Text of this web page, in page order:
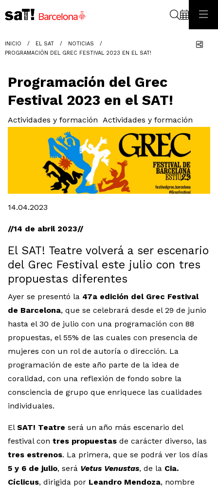
INICIO EL SAT
NOTICIAS
PROGRAMACIÓN DEL GREC FESTIVAL 2023 EN EL SAT!
Programación del Grec
Festival 2023 en el SAT!
Actividades y formación Actividades y formación
14.04.2023
//14 de abril 2023//
El SAT! Teatre volverá a ser escenario
del Grec Festival este julio con tres
propuestas diferentes
Ayer se presentó la 47a edición del Grec Festival
de Barcelona, que se celebrará desde el 29 de junio
hasta el 30 de julio con una programación con 88
propuestas, el 55% de las cuales con presencia de
mujeres con un rol de autoría o dirección. La
programación de este año parte de la idea de
coralidad, con una reflexión de fondo sobre la
consciencia de grupo que enriquece las cualidades
individuales.
El SAT! Teatre será un año más escenario del
festival con tres propuestas de carácter diverso, las
tres estrenos. La primera, que se podrá ver los días
5 y 6 de julio, será Vetus Venustas, de la Cia.
Cíclicus, dirigida por Leandro Mendoza, nombre